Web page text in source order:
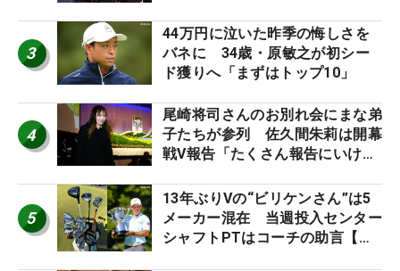
3
44万円に泣いた昨季の悔しさを
バネに 34歳・原敏之が初シー
ド獲りへ「まずはトップ10」
4
尾崎将司さんのお別れ会にまな弟
子たちが参列 佐久間朱莉は開幕
戦V報告「たくさん報告にいける
5
13年ぶりVの“ビリケンさん”は5
メーカー混在 当週投入センター
シャフトPTはコーチの助言【勝